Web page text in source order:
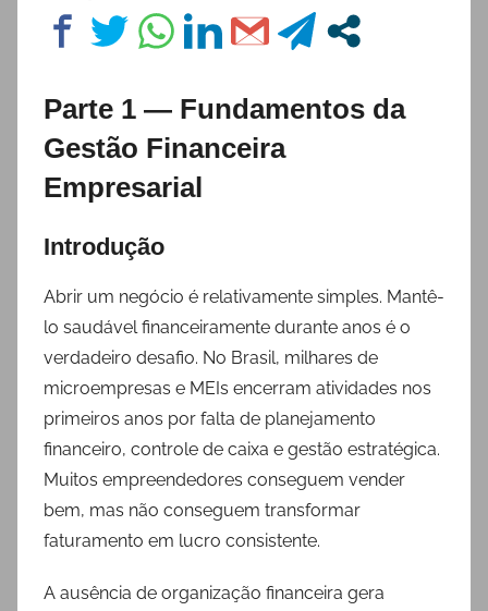
Parte 1 — Fundamentos da
Gestão Financeira
Empresarial
Introdução
Abrir um negócio é relativamente simples. Mantê-
lo saudável financeiramente durante anos é o
verdadeiro desafio. No Brasil, milhares de
microempresas e MEIs encerram atividades nos
primeiros anos por falta de planejamento
financeiro, controle de caixa e gestão estratégica.
Muitos empreendedores conseguem vender
bem, mas não conseguem transformar
faturamento em lucro consistente.
A ausência de organização financeira gera